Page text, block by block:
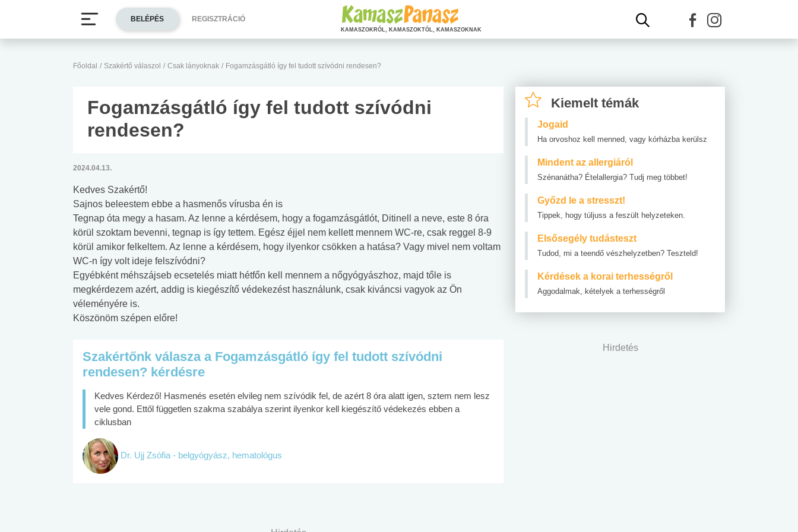
Főoldal / Szakértő válaszol / Csak lányoknak / Fogamzásgátló így fel tudott szívódni rendesen?
Fogamzásgátló így fel tudott szívódni
rendesen?
2024.04.13.
Kedves Szakértő!
Sajnos beleestem ebbe a hasmenős vírusba én is
Tegnap óta megy a hasam. Az lenne a kérdésem, hogy a fogamzásgátlót, Ditinell a neve, este 8 óra
körül szoktam bevenni, tegnap is így tettem. Egész éjjel nem kellett mennem WC-re, csak reggel 8-9
körül amikor felkeltem. Az lenne a kérdésem, hogy ilyenkor csökken a hatása? Vagy mivel nem voltam
WC-n így volt ideje felszívódni?
Egyébként méhszájseb ecsetelés miatt hétfőn kell mennem a nőgyógyászhoz, majd tőle is
megkérdezem azért, addig is kiegészítő védekezést használunk, csak kiváncsi vagyok az Ön
véleményére is.
Köszönöm szépen előre!
Szakértőnk válasza a Fogamzásgátló így fel tudott szívódni
rendesen? kérdésre
Kedves Kérdező! Hasmenés esetén elvileg nem szívódik fel, de azért 8 óra alatt igen, sztem nem lesz
vele gond. Ettől független szakma szabálya szerint ilyenkor kell kiegészítő védekezés ebben a
ciklusban
Dr. Ujj Zsófia - belgyógyász, hematológus
Kiemelt témák
Jogaid
Ha orvoshoz kell menned, vagy kórházba kerülsz
Mindent az allergiáról
Szénanátha? Ételallergia? Tudj meg többet!
Győzd le a stresszt!
Tippek, hogy túljuss a feszült helyzeteken.
Elsősegély tudásteszt
Tudod, mi a teendő vészhelyzetben? Teszteld!
Kérdések a korai terhességről
Aggodalmak, kételyek a terhességről
Hirdetés
BELÉPÉS REGISZTRÁCIÓ
KAMASZOKRÓL, KAMASZOKTÓL, KAMASZOKNAK